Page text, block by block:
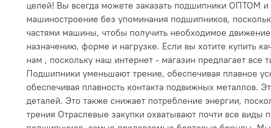
целей! Вы всегда можете заказать подшипники ОПТОМ
машиностроение без упоминания подшипников,
частями машины, чтобы получить необходимое
назначению, форме и нагрузке. Если вы хотите купить
нам , поскольку наш интернет - магазин предлагает
Подшипники уменьшают трение, обеспечивая плавное
обеспечивая плавность контакта подвижных металлов.
деталей. Это также снижает потребление энергии,
трения Отраслевые закупки охватывают почти все